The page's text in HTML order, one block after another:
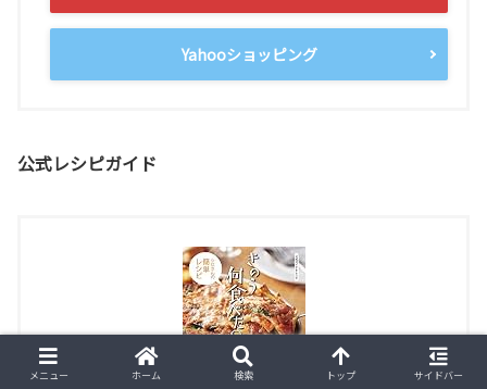
Yahooショッピング
公式レシピガイド
メニュー ホーム 検索 トップ サイドバー